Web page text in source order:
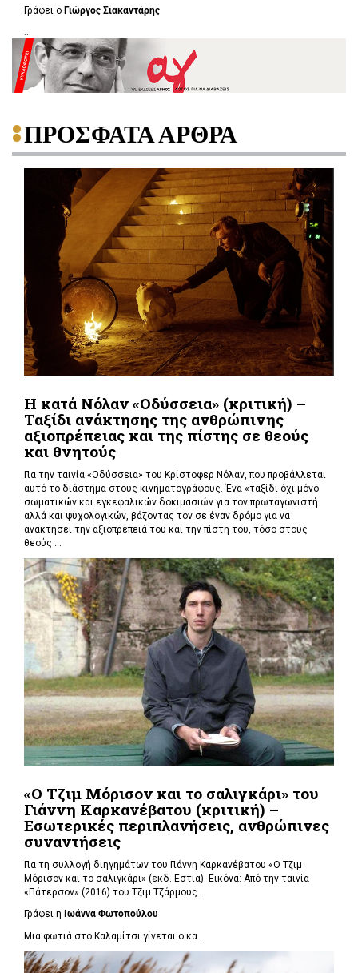
Γράφει ο Γιώργος Σιακαντάρης
ΠΡΟΣΦΑΤΑ ΑΡΘΡΑ
Η κατά Νόλαν «Οδύσσεια» (κριτική) –
Ταξίδι ανάκτησης της ανθρώπινης
αξιοπρέπειας και της πίστης σε θεούς
και θνητούς
Για την ταινία «Οδύσσεια» του Κρίστοφερ Νόλαν,που προβάλλεται
αυτό το διάστημα στους κινηματογράφους. Ένα «ταξίδι όχι μόνο
σωματικών και εγκεφαλικών δοκιμασιών για τον πρωταγωνιστή
αλλά και ψυχολογικών, βάζοντας τον σε έναν δρόμο για να
ανακτήσει την αξιοπρέπειά του και την πίστη του, τόσο στους
θεούς ...
«Ο Τζιμ Μόρισον και το σαλιγκάρι» του
Γιάννη Καρκανέβατου (κριτική) –
Εσωτερικές περιπλανήσεις, ανθρώπινες
συναντήσεις
Για τη συλλογή διηγημάτων του Γιάννη Καρκανέβατου «Ο Τζιμ
Μόρισον και το σαλιγκάρι» (εκδ. Εστία). Εικόνα: Από την ταινία
«Πάτερσον» (2016) του Τζιμ Τζάρμους.
Γράφει η Ιωάννα Φωτοπούλου
Μια φωτιά στο Καλαμίτσι γίνεται ο κα...